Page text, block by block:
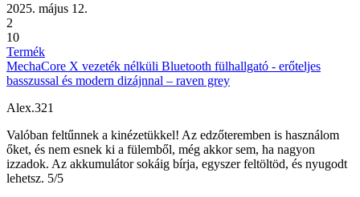
2025. május 12.
2
10
Termék
MechaCore X vezeték nélküli Bluetooth fülhallgató - erőteljes
basszussal és modern dizájnnal – raven grey
Alex.321
Valóban feltűnnek a kinézetükkel! Az edzőteremben is használom
őket, és nem esnek ki a fülemből, még akkor sem, ha nagyon
izzadok. Az akkumulátor sokáig bírja, egyszer feltöltöd, és nyugodt
lehetsz. 5/5